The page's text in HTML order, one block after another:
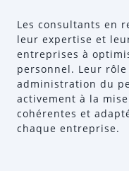
Les consultants en
leur expertise et
entreprises à
personnel. Leur
administration du
activement à la
cohérentes et
chaque entreprise.